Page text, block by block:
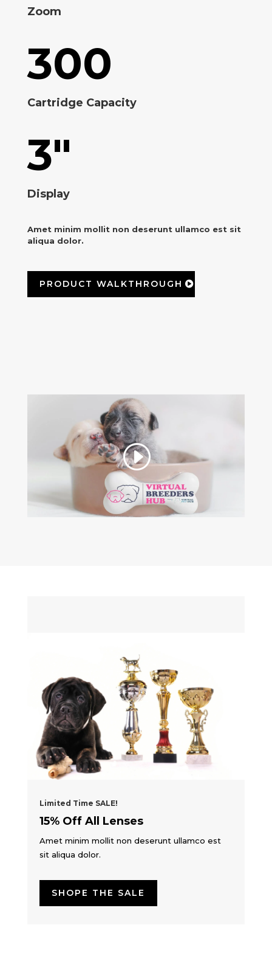
Zoom
300
Cartridge Capacity
3"
Display
Amet minim mollit non deserunt ullamco est sit
aliqua dolor.
PRODUCT WALKTHROUGH
Limited Time SALE!
15% Off All Lenses
Amet minim mollit non deserunt ullamco est
sit aliqua dolor.
SHOPE THE SALE